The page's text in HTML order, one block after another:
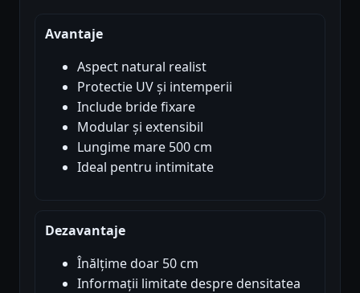
Avantaje
Aspect natural realist
Protectie UV și intemperii
Include bride fixare
Modular și extensibil
Lungime mare 500 cm
Ideal pentru intimitate
Dezavantaje
Înălțime doar 50 cm
Informații limitate despre densitatea